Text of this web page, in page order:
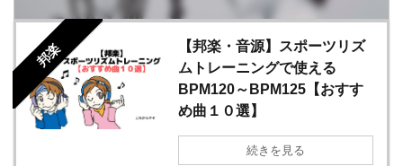
邦楽
【邦楽・音源】スポーツリズ
ムトレーニングで使える
BPM120～BPM125【おすす
め曲１０選】
続きを見る